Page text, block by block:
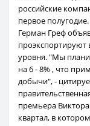
российские
первое
Герман Греф
уровня. "Мы
на 6 - 8% , что
добычи", -
премьера Виктора
квартал, в